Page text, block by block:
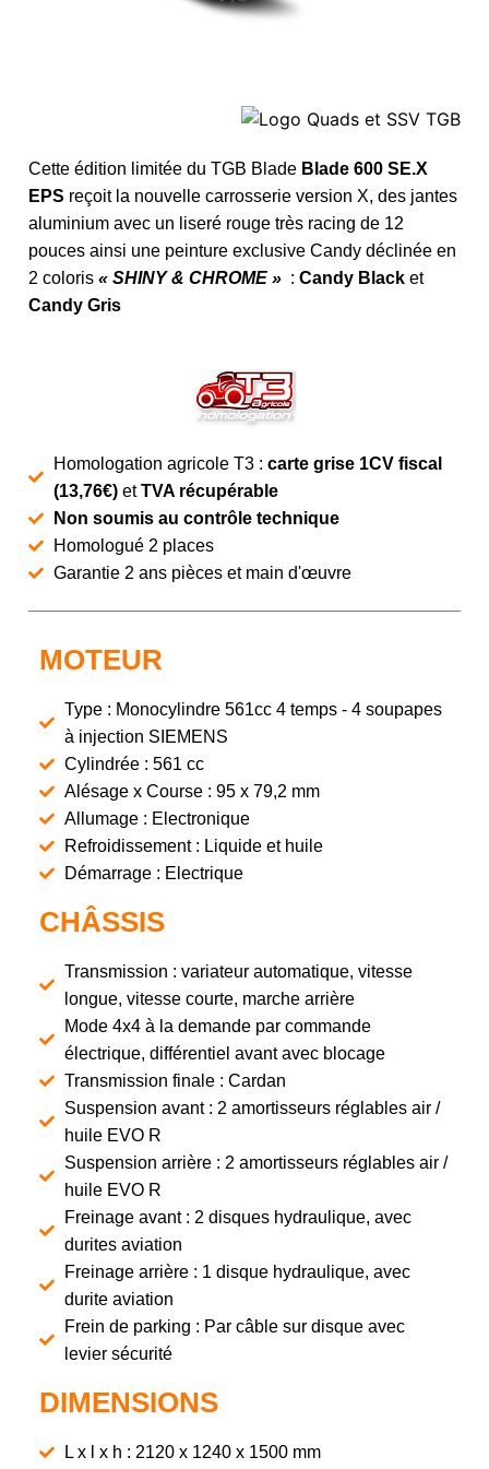
Cette édition limitée du TGB Blade Blade 600 SE.X
EPS reçoit la nouvelle carrosserie version X, des jantes
aluminium avec un liseré rouge très racing de 12
pouces ainsi une peinture exclusive Candy déclinée en
2 coloris « SHINY & CHROME » : Candy Black et
Candy Gris
Homologation agricole T3 : carte grise 1CV fiscal
(13,76€)etTVA récupérable
Non soumis au contrôle technique
Homologué 2 places
Garantie 2 ans pièces et main d'œuvre
MOTEUR
Type : Monocylindre 561cc 4 temps - 4 soupapes
à injection SIEMENS
Cylindrée : 561 cc
Alésage x Course : 95 x 79,2 mm
Allumage : Electronique
Refroidissement : Liquide et huile
Démarrage : Electrique
CHÂSSIS
Transmission : variateur automatique, vitesse
longue, vitesse courte, marche arrière
Mode 4x4 à la demande par commande
électrique, différentiel avant avec blocage
Transmission finale : Cardan
Suspension avant : 2 amortisseurs réglables air /
huile EVO R
Suspension arrière : 2 amortisseurs réglables air /
huile EVO R
Freinage avant : 2 disques hydraulique, avec
durites aviation
Freinage arrière : 1 disque hydraulique, avec
durite aviation
Frein de parking : Par câble sur disque avec
levier sécurité
DIMENSIONS
L x l x h : 2120 x 1240 x 1500 mm